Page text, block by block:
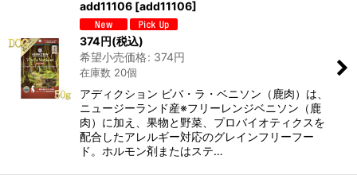
add11106 [add11106]
374円(税込)
希望小売価格: 374円
在庫数 20個
アディクション ビバ・ラ・ベニソン（鹿肉）は、
ニュージーランド産※フリーレンジベニソン（鹿
肉）に加え、果物と野菜、プロバイオティクスを
配合したアレルギー対応のグレインフリーフー
ド。ホルモン剤またはステ…